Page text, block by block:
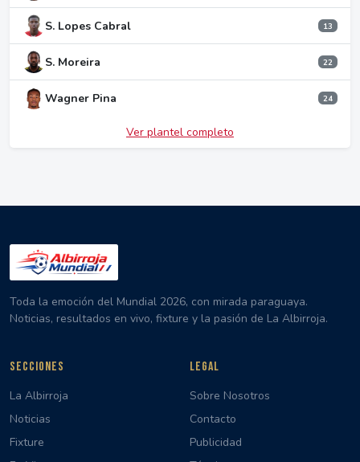
S. Lopes Cabral 13
S. Moreira 22
Wagner Pina 24
Ver plantel completo
Toda la emoción del Mundial 2026, con mirada paraguaya.
Noticias, resultados en vivo, fixture y la pasión de La Albirroja.
SECCIONES
La Albirroja
Noticias
Fixture
LEGAL
Sobre Nosotros
Contacto
Publicidad